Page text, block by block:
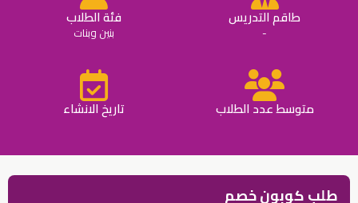
طاقم التدريس
-
فئة الطلاب
بنين وبنات
متوسط عدد الطلاب تاريخ الانشاء
طلب كوبون خصم